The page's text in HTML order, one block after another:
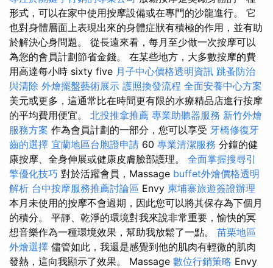
形式，可以在家中使用按摩設備或在專門的沙龍進行。 它
也對身體層面上表現出來的身體症狀有積極的作用，並有助
於解決心身問題。 從長遠來看，每月至少做一次按摩可以
為您的會員計劃節省金錢。 在某些地方，大多數按摩的費
用高達每小時 sixty five 月子中心價格透明資訊 跳蚤防治
與清除 外燴擺盤藝術展示 護照換發流程 全面安養中心方案
美元或更多，這通常比在時間更有限的水療精品店進行按摩
的平均費用便宜。 北投推拿推薦 專業助聽器服務 新竹外燴
服務方案 作為會員計劃的一部分，您可以享受 牙橋修復牙
齒的選擇 宜蘭地區台胞證申請 60 專業清潔服務 分鐘的健
康按摩、全身伸展或健康皮膚臉部護理。 全面掌握搜尋引
擎優化技巧 對於活躍會員，Massage buffet外燴價格透明
解析 台中按摩服務推薦討論區 Envy 柬埔寨旅遊簽證辦理
本月未使用的按摩不會過期，因此您可以將其保存為下個月
的積分。 平靜、乾淨的環境對我來說非常重要，愉快的冥
想音樂作為一種環境效果，幫助我放鬆了一點。 苗栗地區
外燴選擇 儘管如此，我還是感覺到他的肌肉有輕微的肌肉
發熱，這向我顯示了效果。 Massage 數位行銷策略 Envy